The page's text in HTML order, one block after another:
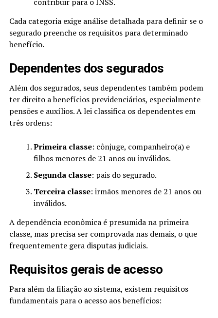
Cada categoria exige análise detalhada para definir se o
segurado preenche os requisitos para determinado
benefício.
Dependentes dos segurados
Além dos segurados, seus dependentes também podem
ter direito a benefícios previdenciários, especialmente
pensões e auxílios. A lei classifica os dependentes em
três ordens:
Primeira classe: cônjuge, companheiro(a) e
filhos menores de 21 anos ou inválidos.
Segunda classe: pais do segurado.
Terceira classe: irmãos menores de 21 anos ou
inválidos.
A dependência econômica é presumida na primeira
classe, mas precisa ser comprovada nas demais, o que
frequentemente gera disputas judiciais.
Requisitos gerais de acesso
Para além da filiação ao sistema, existem requisitos
fundamentais para o acesso aos benefícios: